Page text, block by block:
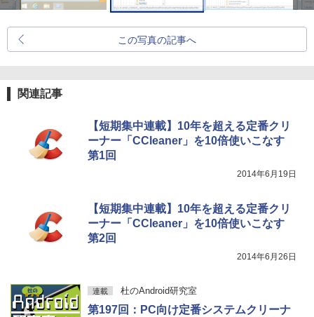
この写真の記事へ
関連記事
【短期集中連載】10年を超える定番クリ
ーナー「CCleaner」を10倍使いこなす
第1回
2014年6月19日
【短期集中連載】10年を超える定番クリ
ーナー「CCleaner」を10倍使いこなす
第2回
2014年6月26日
連載 杜のAndroid研究室
第197回：PC向け定番システムクリーナ